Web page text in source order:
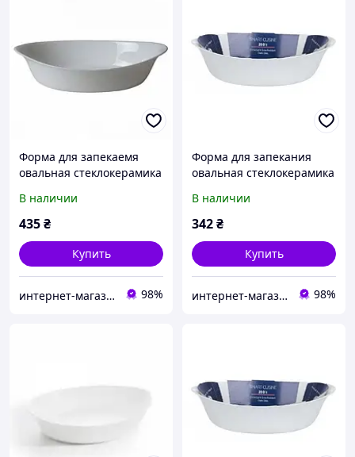
Форма для запекаемя
овальная стеклокерамика
В наличии
435₴
Купить
интернет-магазин "Деко" 98%
Форма для запекания
овальная стеклокерамика
В наличии
342₴
Купить
интернет-магазин "Деко" 98%